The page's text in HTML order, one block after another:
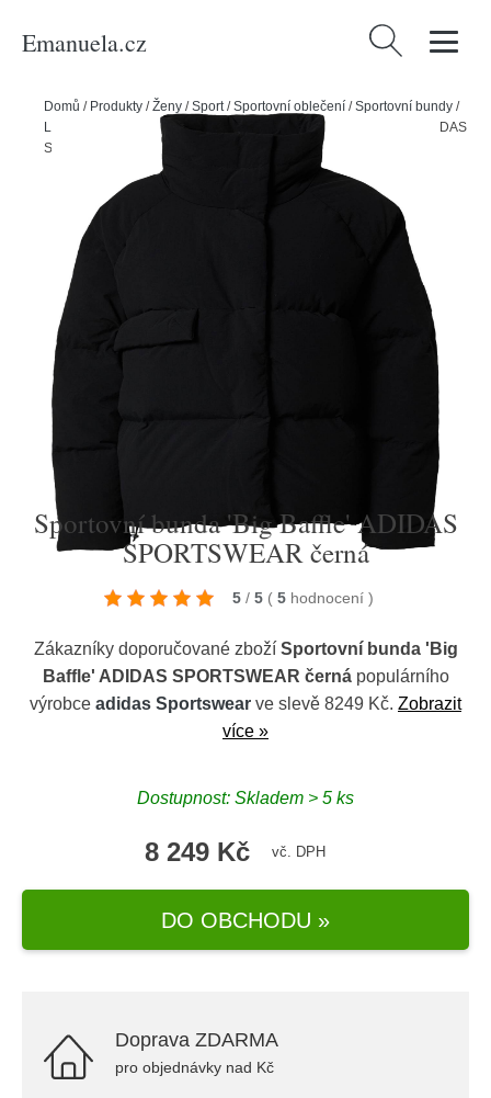
Emanuela.cz Vyhledávání
Domů / Produkty /Ženy /Sport/Sportovní oblečení /Sportovní bundy /
Lyžařské & snowboardové bundy
Sportovní bunda 'Big Baffle' ADIDAS
SPORTSWEAR černá
Sportovní bunda 'Big Baffle' ADIDAS
SPORTSWEAR černá
5 / 5 ( 5 hodnocení )
Zákazníky doporučované zboží Sportovní bunda 'Big
Baffle' ADIDAS SPORTSWEAR černápopulárního
výrobce adidas Sportswear ve slevě 8249 Kč. Zobrazit
více »
Dostupnost: Skladem > 5 ks
8 249 Kč vč. DPH
DO OBCHODU »
Doprava ZDARMA
pro objednávky nad Kč